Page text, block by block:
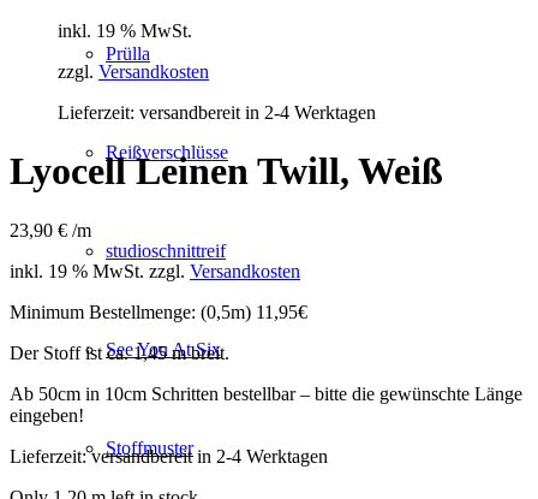
Prülla
Reißverschlüsse
studioschnittreif
See You At Six
Stoffmuster
inkl. 19 % MwSt.
zzgl. Versandkosten
Lieferzeit: versandbereit in 2-4 Werktagen
Lyocell Leinen Twill, Weiß
23,90 € /m
inkl. 19 % MwSt. zzgl. Versandkosten
Minimum Bestellmenge: (0,5m) 11,95€
Der Stoff ist ca. 1,45 m breit.
Ab 50cm in 10cm Schritten bestellbar – bitte die gewünschte Länge
eingeben!
Lieferzeit:versandbereit in 2-4 Werktagen